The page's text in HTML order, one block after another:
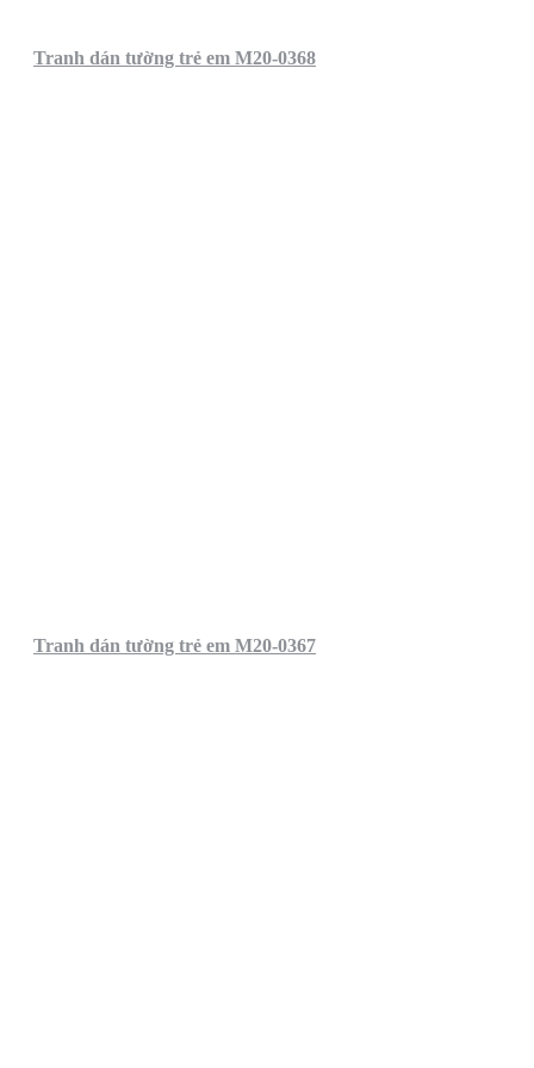
Tranh dán tường trẻ em M20-0368
Tranh dán tường trẻ em M20-0367